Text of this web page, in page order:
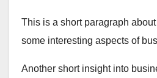
This is a short paragraph
some interesting aspects of
Another short insight into